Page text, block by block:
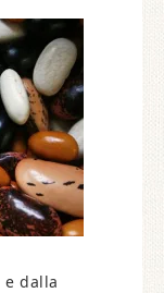
dalla